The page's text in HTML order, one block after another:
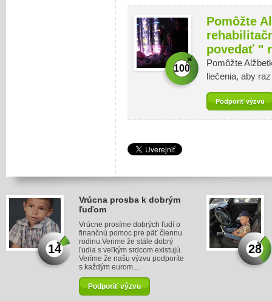
100
Pomôžte
povedať "
Pomôžte
liečenia, aby
Podporiť výzvu
14
Vrúcna prosba k dobrým
ľuďom
Vrúcne prosíme dobrých ľudí o
finančnú pomoc pre päť člennu
rodinu.Verime že stále dobrý
ľudia s veľkým srdcom existujú.
Veríme že našu výzvu podporíte
s každým eurom....
Podporiť výzvu
28